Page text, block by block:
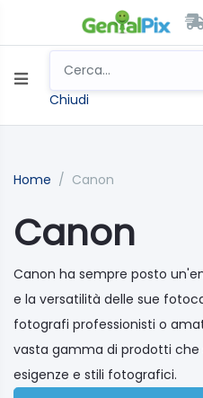
Chiudi
Home / Canon
Canon
Canon ha sempre posto
e la versatilità delle sue
fotografi professionisti o
vasta gamma di prodotti che
esigenze e stili fotografici.